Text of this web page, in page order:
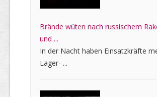
Brände wüten nach russischem
und ...
In der Nacht haben Einsatzkräfte
Lager- ...